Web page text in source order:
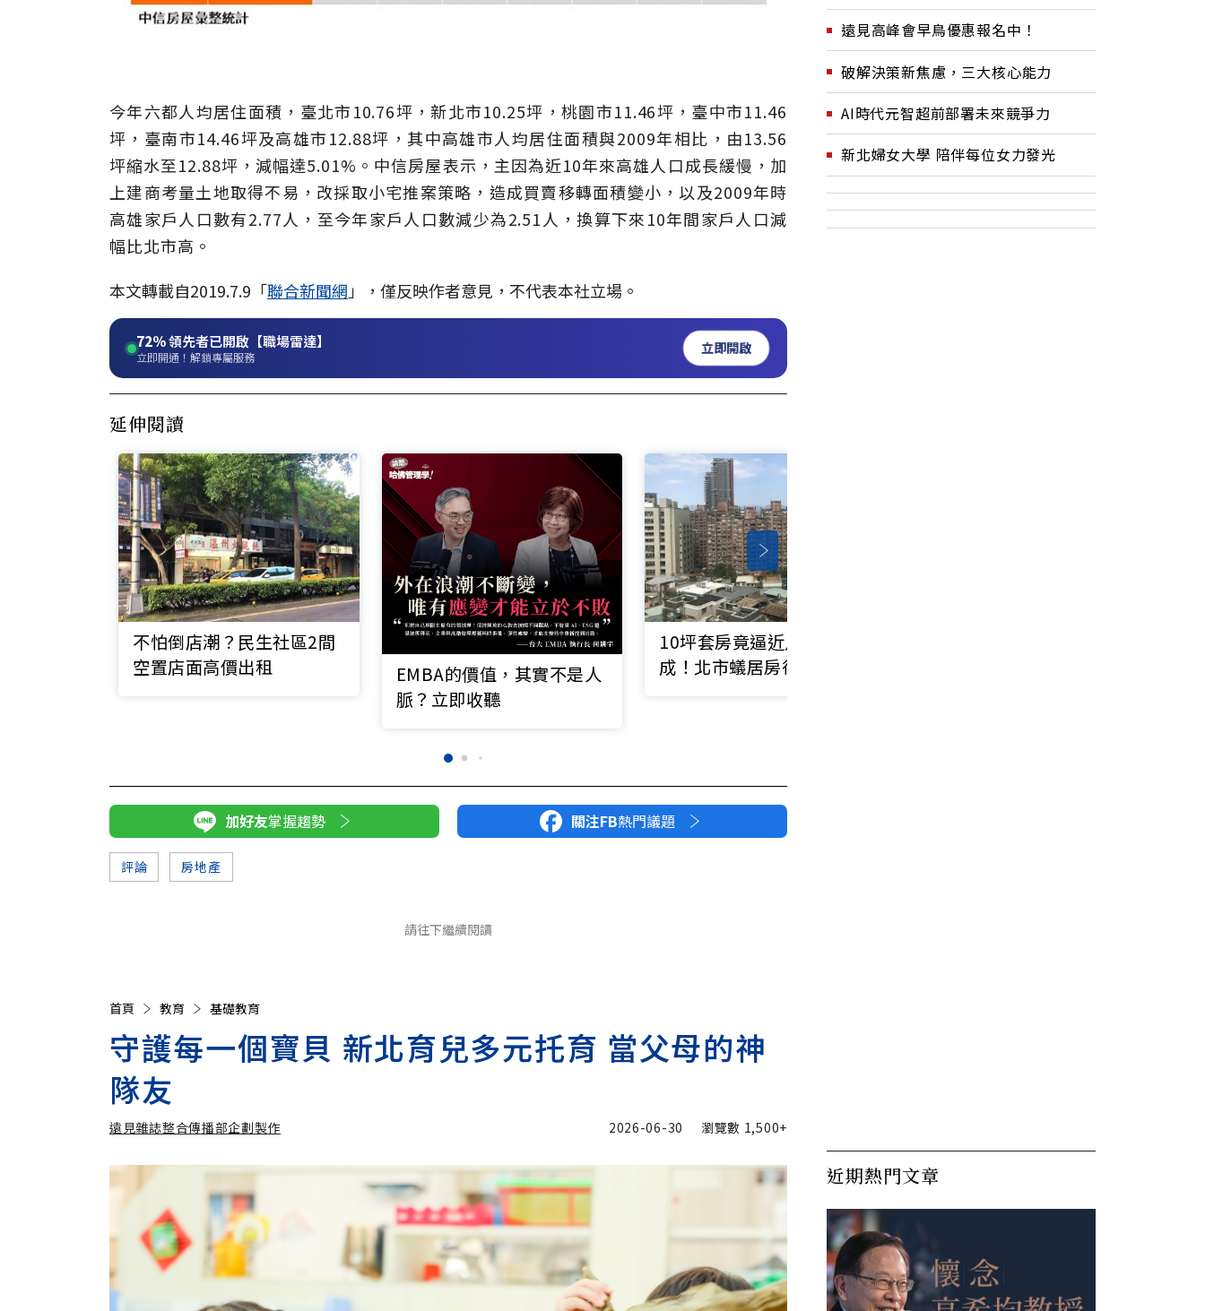
今年六都人均居住面積，臺北市10.76坪，新北市10.25坪，桃園市11.46坪，臺中市11.46
坪，臺南市14.46坪及高雄市12.88坪，其中高雄市人均居住面積與2009年相比，由13.56
坪縮水至12.88坪，減幅達5.01%。中信房屋表示，主因為近10年來高雄人口成長緩慢，加
上建商考量土地取得不易，改採取小宅推案策略，造成買賣移轉面積變小，以及2009年時
高雄家戶人口數有2.77人，至今年家戶人口數減少為2.51人，換算下來10年間家戶人口減
幅比北市高。
本文轉載自2019.7.9「聯合新聞網 」，僅反映作者意見，不代表本社立場。
72%領先者已開啟【職場雷達】
立即開通！解鎖專屬服務
立即開啟
延伸閱讀
不怕倒店潮？民生社區2間
空置店面高價出租
EMBA的價值，其實不是人
脈？立即收聽
10坪套房竟逼近月薪七
成！北市蟻居房待租量大增
加好友掌握趨勢 關注FB熱門議題
評論 房地產
請往下繼續閱讀
首頁 教育 基礎教育
守護每一個寶貝 新北育兒多元托育 當父母的神
隊友
遠見雜誌整合傳播部企劃製作
加入追蹤
2026-06-30 瀏覽數 1,500+
遠見高峰會早鳥優惠報名中！
破解決策新焦慮，三大核心能力
AI時代元智超前部署未來競爭力
新北婦女大學 陪伴每位女力發光
近期熱門文章